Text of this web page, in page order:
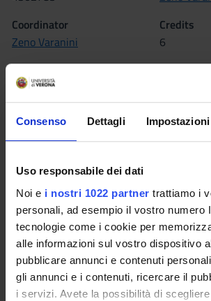
Consenso Dettagli
Uso responsabile dei dati
Noi e i nostri 1022 partner trattiamo i
personali, ad esempio il vostro numero
tecnologie come i cookie per
alle informazioni sul vostro dispositivo
pubblicare annunci e contenuti
gli annunci e i contenuti, ricercare il
i servizi. Avete la possibilità di
Coordinator
Zeno Varanini
Credits
6
Language
Italian
Scientific Disciplinary Sector (SSD)
AGR/13 - AGRICULTURAL CHEMISTRY
I semestre dal Oct 1, 2015 al Jan 29, 2016.
Seminars 0
Learning outcomes
Aim of the course is to introduce the